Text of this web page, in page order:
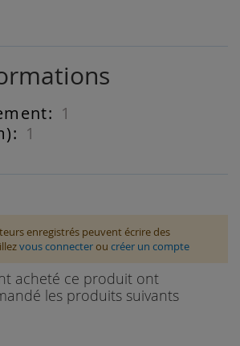
1
1
enregistrés peuvent écrire des
vous connecterou créer un compte
acheté ce produit ont
les produits suivants